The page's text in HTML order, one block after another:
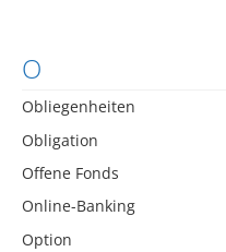
O
Obliegenheiten
Obligation
Offene Fonds
Online-Banking
Option